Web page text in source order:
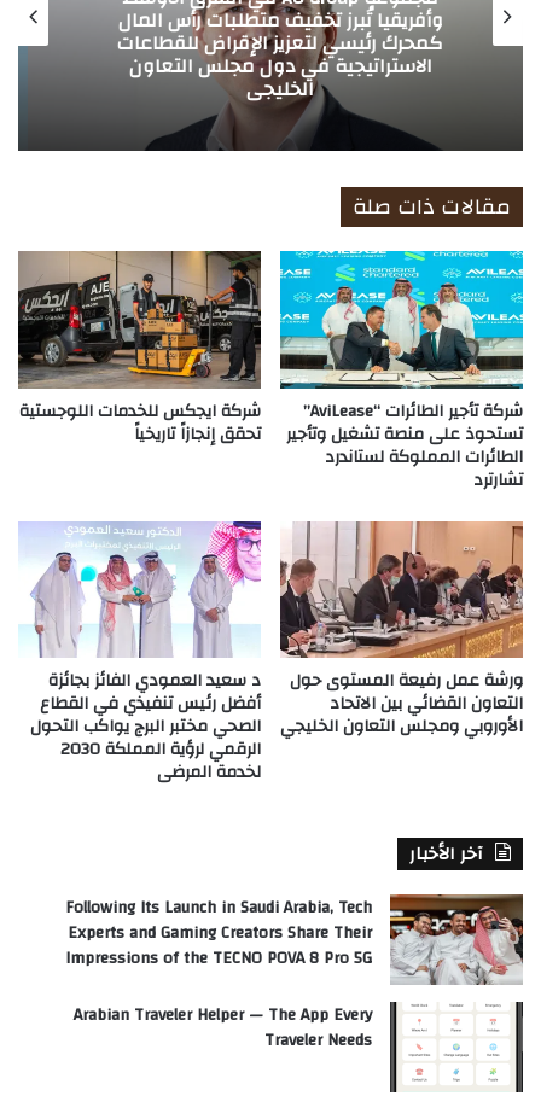
بنك دبي التجاري يطلق قرض المعادن الثمينة
بهيكل رقمي مبتكر قائم على XAU لدعم
قطاع تجارة الذهب في الإمارات
مقالات ذات صلة
شركة تأجير الطائرات “AviLease”
تستحوذ على منصة تشغيل وتأجير
الطائرات المملوكة لستاندرد
تشارترد
شركة ايجكس للخدمات اللوجستية
تحقق إنجازاً تاريخياً
ورشة عمل رفيعة المستوى حول
التعاون القضائي بين الاتحاد
الأوروبي ومجلس التعاون الخليجي
د سعيد العمودي الفائز بجائزة
أفضل رئيس تنفيذي في القطاع
الصحي مختبر البرج يواكب التحول
الرقمي لرؤية المملكة 2030
لخدمة المرضى
آخر الأخبار
Following Its Launch in Saudi Arabia, Tech
Experts and Gaming Creators Share Their
Impressions of the TECNO POVA 8 Pro 5G
Arabian Traveler Helper — The App Every
Traveler Needs